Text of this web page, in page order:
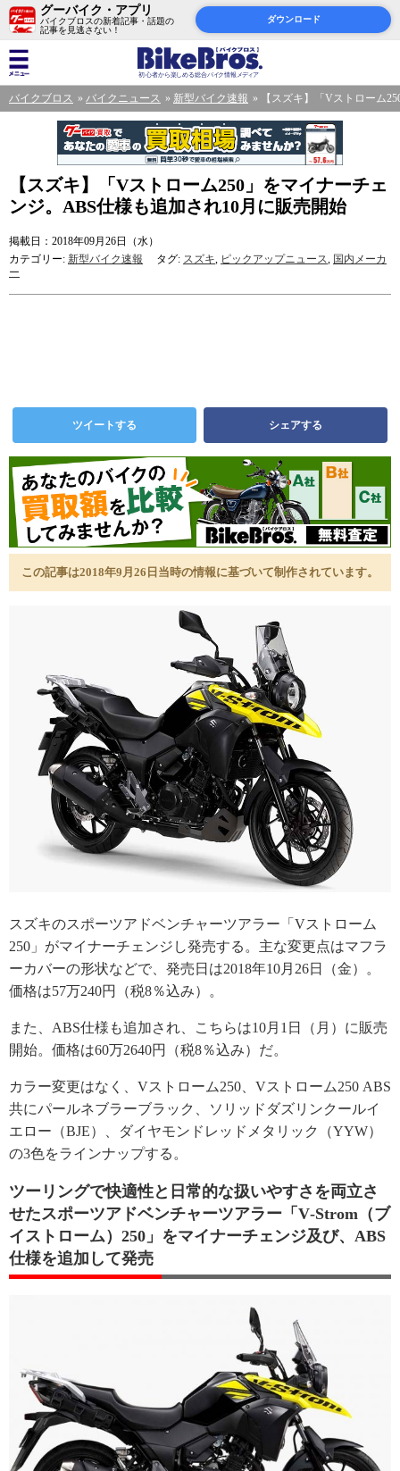
グーバイク・アプリ
バイクブロスの新着記事・話題の
記事を見逃さない！
ダウンロード
バイクブロス バイクニュース 新型バイク速報 【スズキ】「Vストローム
【スズキ】「Vストローム250」をマイナーチェ
ンジ。ABS仕様も追加され10月に販売開始
掲載日：2018年09月26日（水）
カテゴリー: 新型バイク速報 タグ: スズキ, ピックアップニュース, 国内メーカ
ー
ツイートする シェアする
この記事は2018年9月26日当時の情報に基づいて制作されています。
スズキのスポーツアドベンチャーツアラー「Vストローム
250」がマイナーチェンジし発売する。主な変更点はマフラ
ーカバーの形状などで、発売日は2018年10月26日（金）。
価格は57万240円（税8％込み）。
また、ABS仕様も追加され、こちらは10月1日（月）に販売
開始。価格は60万2640円（税8％込み）だ。
カラー変更はなく、Vストローム250、Vストローム250 ABS
共にパールネブラーブラック、ソリッドダズリンクールイ
エロー（BJE）、ダイヤモンドレッドメタリック（YYW）
の3色をラインナップする。
ツーリングで快適性と日常的な扱いやすさを両立さ
せたスポーツアドベンチャーツアラー「V‐Strom（ブ
イストローム）250」をマイナーチェンジ及び、ABS
仕様を追加して発売